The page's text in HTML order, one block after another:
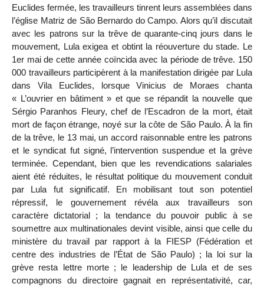
Euclides fermée, les travailleurs tinrent leurs assemblées dans
l’église Matriz de São Bernardo do Campo. Alors qu’il discutait
avec les patrons sur la trêve de quarante-cinq jours dans le
mouvement, Lula exigea et obtint la réouverture du stade. Le
1er mai de cette année coïncida avec la période de trêve. 150
000 travailleurs participèrent à la manifestation dirigée par Lula
dans Vila Euclides, lorsque Vinicius de Moraes chanta
« L’ouvrier en bâtiment » et que se répandit la nouvelle que
Sérgio Paranhos Fleury, chef de l’Escadron de la mort, était
mort de façon étrange, noyé sur la côte de São Paulo. À la fin
de la trêve, le 13 mai, un accord raisonnable entre les patrons
et le syndicat fut signé, l’intervention suspendue et la grève
terminée. Cependant, bien que les revendications salariales
aient été réduites, le résultat politique du mouvement conduit
par Lula fut significatif. En mobilisant tout son potentiel
répressif, le gouvernement révéla aux travailleurs son
caractère dictatorial ; la tendance du pouvoir public à se
soumettre aux multinationales devint visible, ainsi que celle du
ministère du travail par rapport à la FIESP (Fédération et
centre des industries de l’État de São Paulo) ; la loi sur la
grève resta lettre morte ; le leadership de Lula et de ses
compagnons du directoire gagnait en représentativité, car,